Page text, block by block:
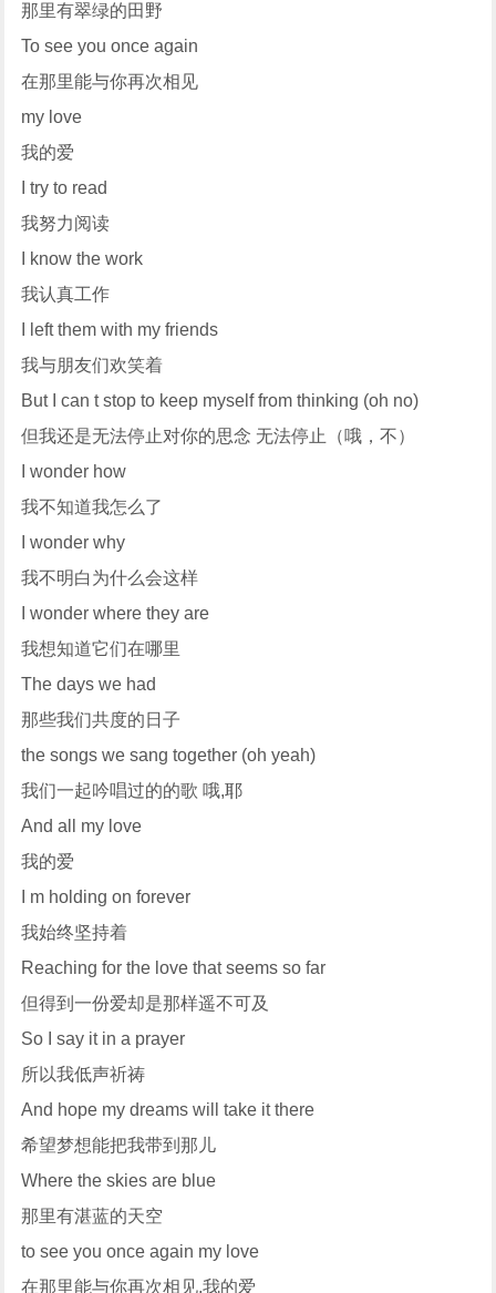
那里有翠绿的田野
To see you once again
在那里能与你再次相见
my love
我的爱
I try to read
我努力阅读
I know the work
我认真工作
I left them with my friends
我与朋友们欢笑着
But I can t stop to keep myself from thinking (oh no)
但我还是无法停止对你的思念 无法停止（哦，不）
I wonder how
我不知道我怎么了
I wonder why
我不明白为什么会这样
I wonder where they are
我想知道它们在哪里
The days we had
那些我们共度的日子
the songs we sang together (oh yeah)
我们一起吟唱过的的歌 哦,耶
And all my love
我的爱
I m holding on forever
我始终坚持着
Reaching for the love that seems so far
但得到一份爱却是那样遥不可及
So I say it in a prayer
所以我低声祈祷
And hope my dreams will take it there
希望梦想能把我带到那儿
Where the skies are blue
那里有湛蓝的天空
to see you once again my love
在那里能与你再次相见,我的爱